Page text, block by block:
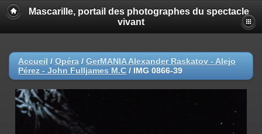
Mascarille, portail des photographes du spectacle
vivant
Accueil / Opéra / GerMANIA Alexander Raskatov - Alejo
Pérez - John Fulljames M.C / IMG 0866-39